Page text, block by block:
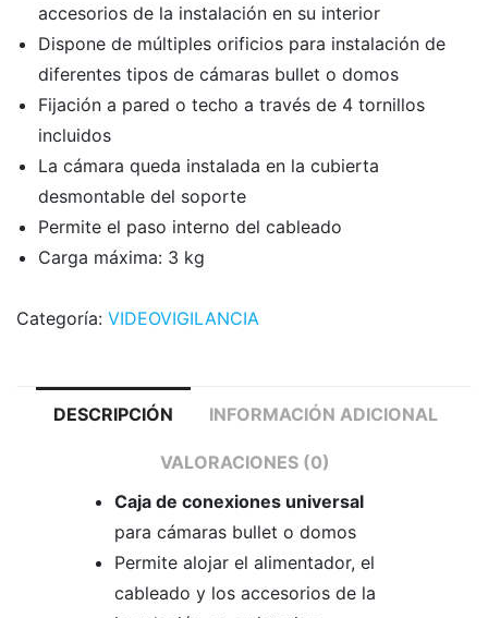
accesorios de la instalación en su interior
Dispone de múltiples orificios para instalación de
diferentes tipos de cámaras bullet o domos
Fijación a pared o techo a través de 4 tornillos
incluidos
La cámara queda instalada en la cubierta
desmontable del soporte
Permite el paso interno del cableado
Carga máxima: 3 kg
Categoría: VIDEOVIGILANCIA
DESCRIPCIÓN INFORMACIÓN ADICIONAL
VALORACIONES (0)
Caja de conexiones universal
para cámaras bullet o domos
Permite alojar el alimentador, el
cableado y los accesorios de la